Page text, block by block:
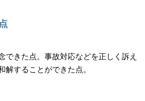
できた点。事故対応などを正しく訴え
することができた点。